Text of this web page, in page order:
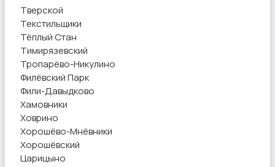
Тверской
Текстильщики
Тёплый Стан
Тимирязевский
Тропарёво-Никулино
Филёвский Парк
Фили-Давыдково
Хамовники
Ховрино
Хорошёво-Мнёвники
Хорошёвский
Царицыно